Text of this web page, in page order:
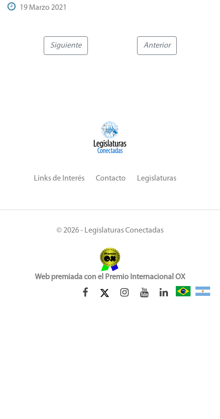
19 Marzo 2021
Siguiente Anterior
Links de Interés Contacto Legislaturas
© 2026 - Legislaturas Conectadas
Web premiada con el Premio Internacional OX